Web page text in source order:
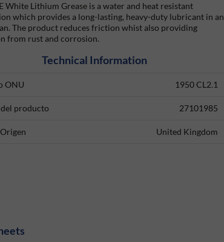
White Lithium Grease is a water and heat resistant
which provides a long-lasting, heavy-duty lubricant in an
The product reduces friction whist also providing
from rust and corrosion.
Technical Information
ONU 1950 CL2.1
producto 27101985
United Kingdom